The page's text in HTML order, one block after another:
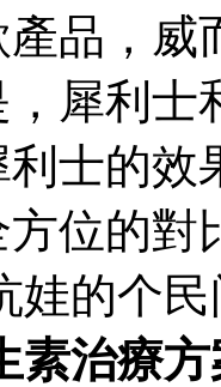
品，
犀利士
士的效
方位的
娃的个
素治療方